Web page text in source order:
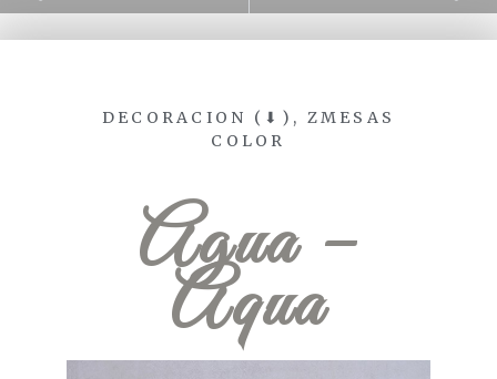
DECORACION (⬇) , ZMESAS
COLOR
Agua –
Aqua